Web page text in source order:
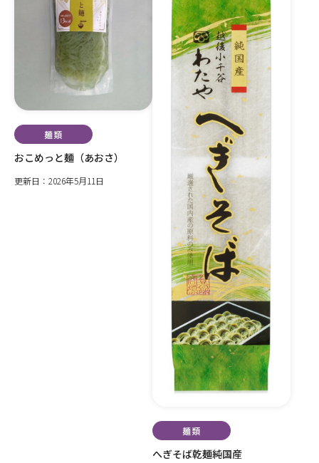
麺類
おこめっと麺（あおさ）
更新日：2026年5月11日
麺類
へぎそば乾麺純国産